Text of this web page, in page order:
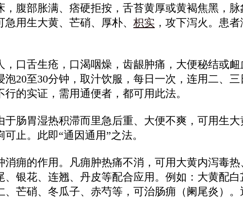
，腹部胀满、痞硬拒按，舌苔黄厚或黄褐焦黑，
急用生大黄、芒硝、厚朴、 枳实 ，攻下泻火。患
，口舌生疮，口渴咽燥，齿龈肿痛，大便秘结或
泡20至30分钟，取汁饮服，每日一次，连用二、
行的实证，需用通便者，都可用此法。
于肠胃湿热积滞而里急后重、大便不爽，可用生
可止。此即“通因通用”之法。
消痈的作用。凡痈肿热痛不消，可用大黄内泻毒
、银花、连翘、丹皮等配合应用。例如：大黄配
、芒硝、冬瓜子、赤芍等，可治肠痈（阑尾炎）